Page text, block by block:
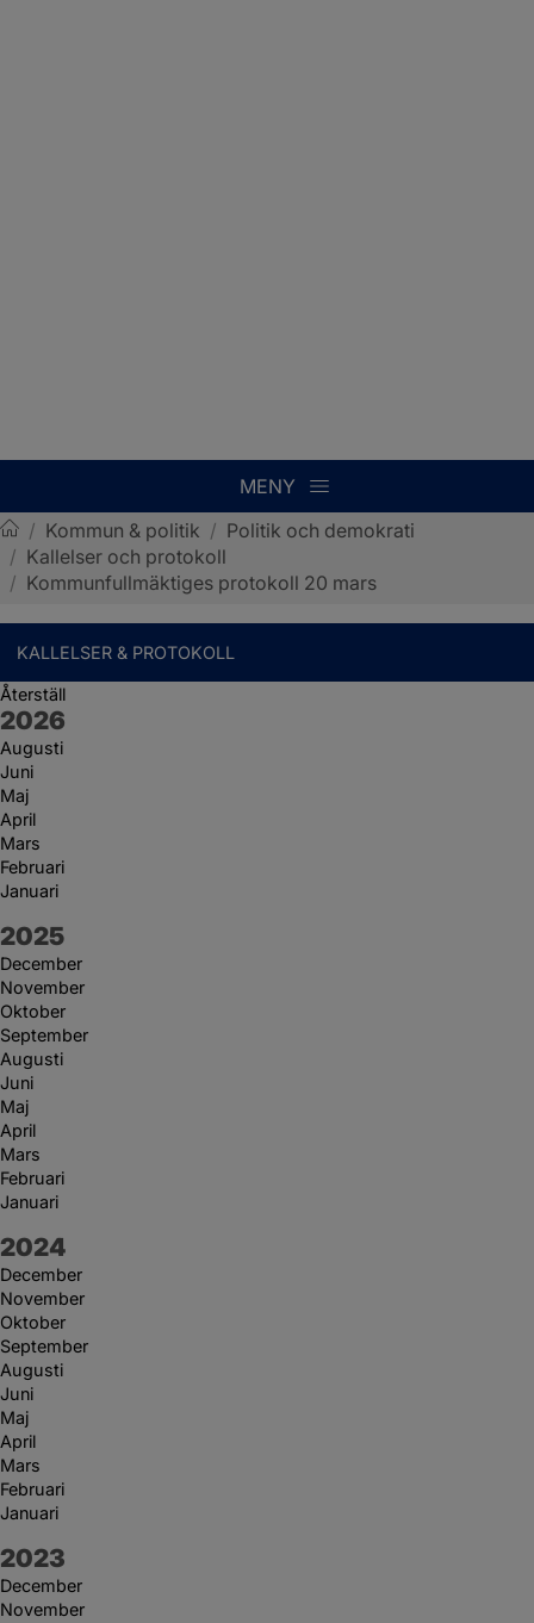
MENY
Sotenäs kommun
/ Kommun & politik / Politik och demokrati
/ Kallelser och protokoll
/ Kommunfullmäktiges protokoll 20 mars
KALLELSER & PROTOKOLL
Återställ
År:
2026
Augusti
Juni
Maj
April
Mars
Februari
Januari
År:
2025
December
November
Oktober
September
Augusti
Juni
Maj
April
Mars
Februari
Januari
År:
2024
December
November
Oktober
September
Augusti
Juni
Maj
April
Mars
Februari
Januari
År:
2023
December
November